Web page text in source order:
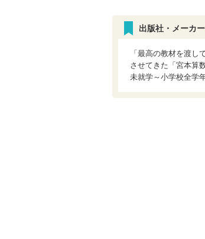
出版社・メーカ
「最高の教材を渡
させてきた「宮本算
未就学～小学校全学年